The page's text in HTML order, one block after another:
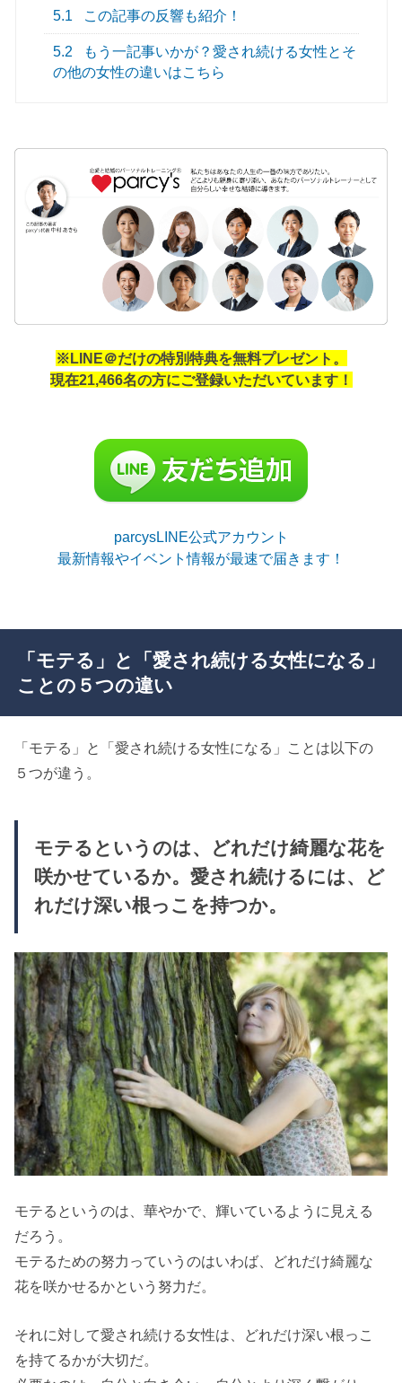
5.1 この記事の反響も紹介！
5.2
もう一記事いかが？愛され続ける女性とそ
の他の女性の違いはこちら
※LINE＠だけの特別特典を無料プレゼント。
現在21,466名の方にご登録いただいています！
parcysLINE公式アカウント
最新情報やイベント情報が最速で届きます！
「モテる」と「愛され続ける女性になる」
ことの５つの違い
「モテる」と「愛され続ける女性になる」ことは以下の
５つが違う。
モテるというのは、どれだけ綺麗な花を
咲かせているか。愛され続けるには、ど
れだけ深い根っこを持つか。
モテるというのは、華やかで、輝いているように見える
だろう。
モテるための努力っていうのはいわば、どれだけ綺麗な
花を咲かせるかという努力だ。
それに対して愛され続ける女性は、どれだけ深い根っこ
を持てるかが大切だ。